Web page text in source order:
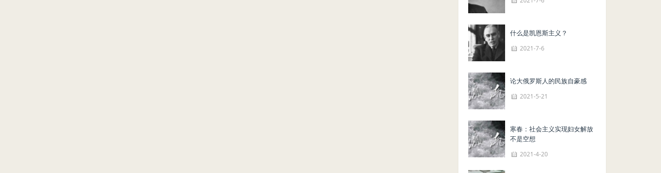
什么是凯恩斯主义？
2021-7-6
论大俄罗斯人的民族自豪感
2021-5-21
寒春：社会主义实现妇女解放
不是空想
2021-4-20